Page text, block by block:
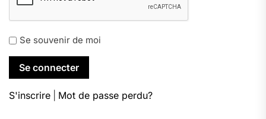
Se souvenir de moi
S'inscrire Mot de passe perdu?